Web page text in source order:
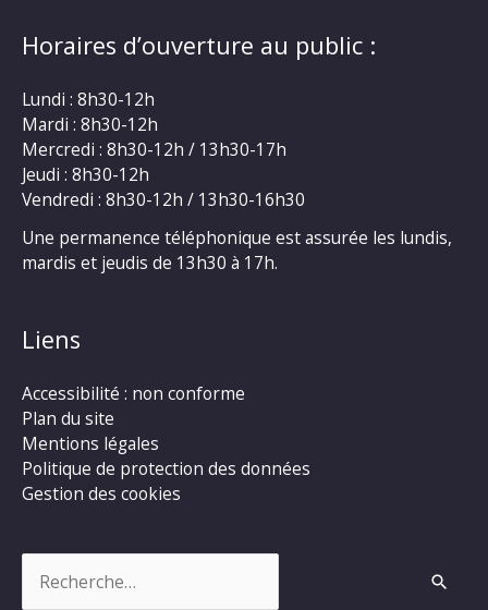
Horaires d’ouverture au public :
Lundi : 8h30-12h
Mardi : 8h30-12h
Mercredi : 8h30-12h / 13h30-17h
Jeudi : 8h30-12h
Vendredi : 8h30-12h / 13h30-16h30
Une permanence téléphonique est assurée les lundis,
mardis et jeudis de 13h30 à 17h.
Liens
Accessibilité : non conforme
Plan du site
Mentions légales
Politique de protection des données
Gestion des cookies